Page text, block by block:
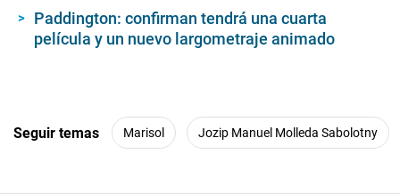
Paddington: confirman tendrá una cuarta
película y un nuevo largometraje animado
Seguir temas Marisol Jozip Manuel Molleda Sabolotny